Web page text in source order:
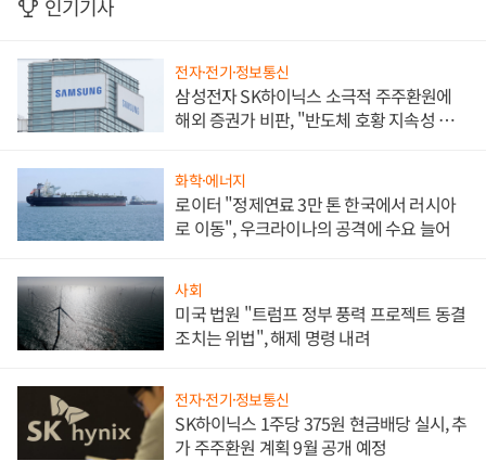
인기기사
전자·전기·정보통신
삼성전자 SK하이닉스 소극적 주주환원에
해외 증권가 비판, "반도체 호황 지속성 의
화학·에너지
로이터 "정제연료 3만 톤 한국에서 러시아
로 이동", 우크라이나의 공격에 수요 늘어
사회
미국 법원 "트럼프 정부 풍력 프로젝트 동결
조치는 위법", 해제 명령 내려
전자·전기·정보통신
SK하이닉스 1주당 375원 현금배당 실시, 추
가 주주환원 계획 9월 공개 예정